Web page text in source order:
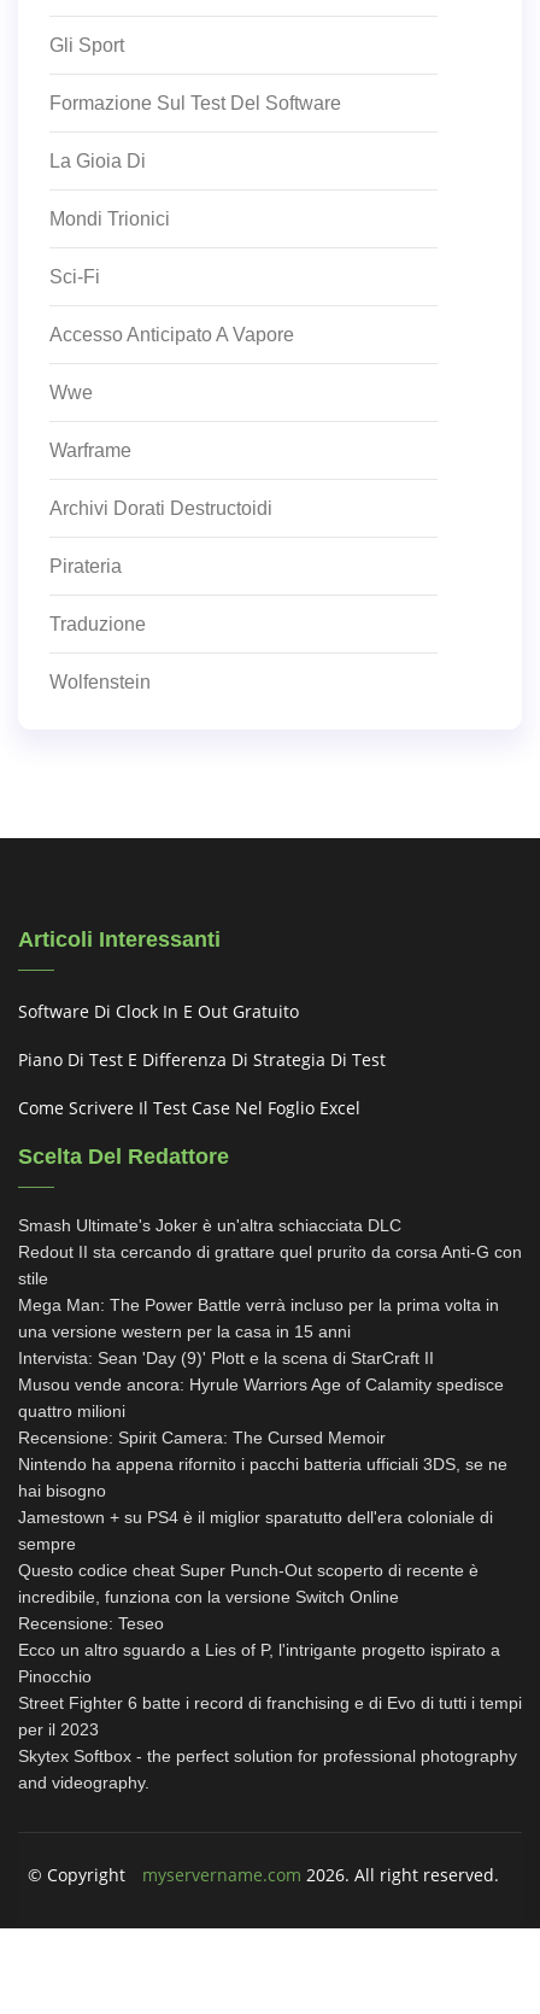
Gli Sport
Formazione Sul Test Del Software
La Gioia Di
Mondi Trionici
Sci-Fi
Accesso Anticipato A Vapore
Wwe
Warframe
Archivi Dorati Destructoidi
Pirateria
Traduzione
Wolfenstein
Articoli Interessanti
Software Di Clock In E Out Gratuito
Piano Di Test E Differenza Di Strategia Di Test
Come Scrivere Il Test Case Nel Foglio Excel
Scelta Del Redattore
Smash Ultimate's Joker è un'altra schiacciata DLC
Redout II sta cercando di grattare quel prurito da corsa Anti-G con
stile
Mega Man: The Power Battle verrà incluso per la prima volta in
una versione western per la casa in 15 anni
Intervista: Sean 'Day (9)' Plott e la scena di StarCraft II
Musou vende ancora: Hyrule Warriors Age of Calamity spedisce
quattro milioni
Recensione: Spirit Camera: The Cursed Memoir
Nintendo ha appena rifornito i pacchi batteria ufficiali 3DS, se ne
hai bisogno
Jamestown + su PS4 è il miglior sparatutto dell'era coloniale di
sempre
Questo codice cheat Super Punch-Out scoperto di recente è
incredibile, funziona con la versione Switch Online
Recensione: Teseo
Ecco un altro sguardo a Lies of P, l'intrigante progetto ispirato a
Pinocchio
Street Fighter 6 batte i record di franchising e di Evo di tutti i tempi
per il 2023
Skytex Softbox - the perfect solution for professional photography
and videography.
© Copyright myservername.com 2026. All right reserved.